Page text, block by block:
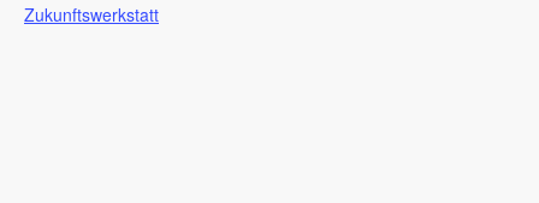
Zukunftswerkstatt